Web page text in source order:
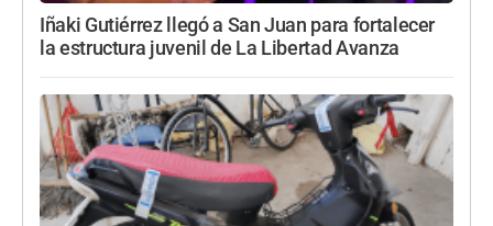
Iñaki Gutiérrez llegó a San Juan para fortalecer
la estructura juvenil de La Libertad Avanza